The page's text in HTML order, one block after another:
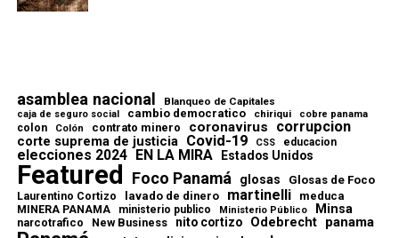
asamblea nacional Blanqueo de Capitales
caja de seguro social cambio democratico chiriqui cobre panama
colon Colón contrato minero coronavirus corrupcion
corte suprema de justicia Covid-19 CSS educacion
elecciones 2024 EN LA MIRA Estados Unidos
Featured Foco Panamá glosas Glosas de Foco
Laurentino Cortizo lavado de dinero martinelli meduca
MINERA PANAMA ministerio publico Ministerio Público Minsa
narcotrafico New Business nito cortizo Odebrecht panama